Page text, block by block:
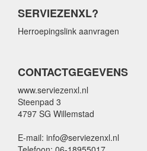
SERVIEZENXL?
Herroepingslink aanvragen
CONTACTGEGEVENS
www.serviezenxl.nl
Steenpad 3
4797 SG Willemstad
E-mail: info@serviezenxl.nl